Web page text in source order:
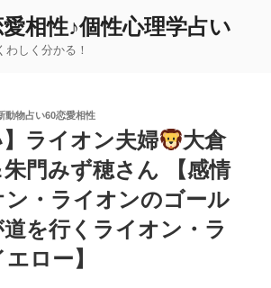
相性♪個性心理学占い
しく分かる！
動物占い60恋愛相性
】ライオン夫婦
大倉
門みず穂さん 【感情
ン・ライオンのゴール
道を行くライオン・ラ
ロー】